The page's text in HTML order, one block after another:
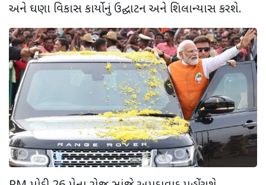
અને ઘણા વિકાસ કાર્યોનું ઉદ્ઘાટન અને શિલાન્યાસ કરશે.